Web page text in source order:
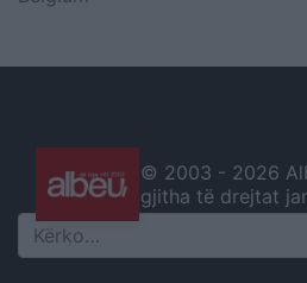
© 2003 - 2026
gjitha të drejtat
Search